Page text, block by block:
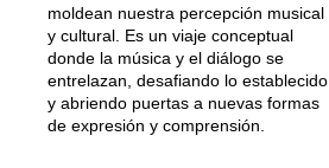
moldean nuestra percepción musical
y cultural. Es un viaje conceptual
donde la música y el diálogo se
entrelazan, desafiando lo establecido
y abriendo puertas a nuevas formas
de expresión y comprensión.